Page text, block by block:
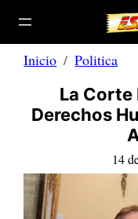
Saltar
contenido
Inicio Politica
La Corte
Derechos
14